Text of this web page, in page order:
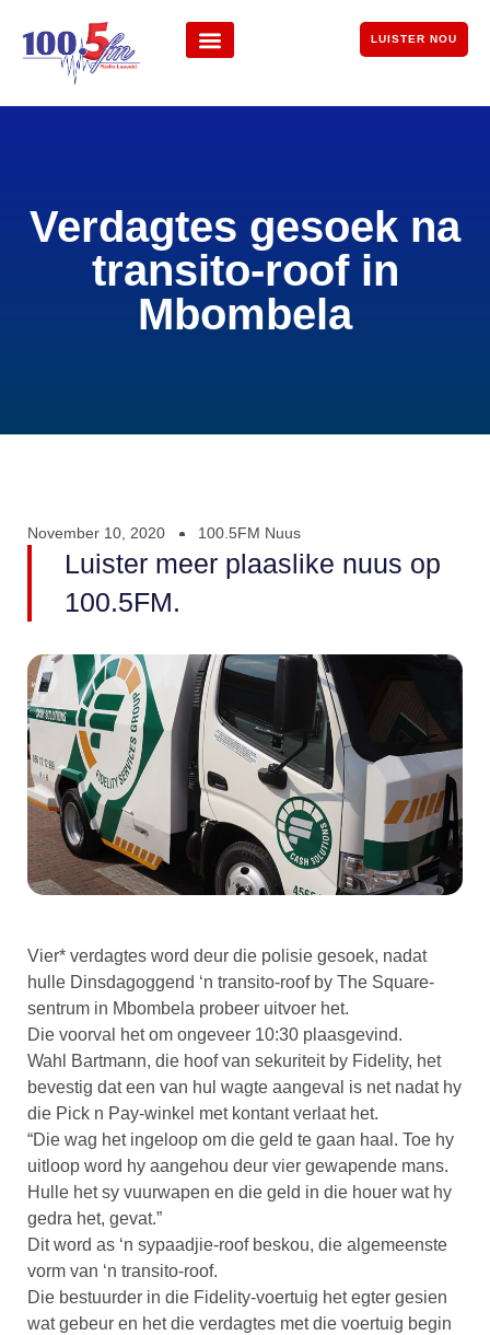
LUISTER NOU
Verdagtes gesoek na
transito-roof in
Mbombela
November 10, 2020 100.5FM Nuus
Luister meer plaaslike nuus op
100.5FM.
Vier* verdagtes word deur die polisie gesoek, nadat
hulle Dinsdagoggend ‘n transito-roof by The Square-
sentrum in Mbombela probeer uitvoer het.
Die voorval het om ongeveer 10:30 plaasgevind.
Wahl Bartmann, die hoof van sekuriteit by Fidelity, het
bevestig dat een van hul wagte aangeval is net nadat hy
die Pick n Pay-winkel met kontant verlaat het.
“Die wag het ingeloop om die geld te gaan haal. Toe hy
uitloop word hy aangehou deur vier gewapende mans.
Hulle het sy vuurwapen en die geld in die houer wat hy
gedra het, gevat.”
Dit word as ‘n sypaadjie-roof beskou, die algemeenste
vorm van ‘n transito-roof.
Die bestuurder in die Fidelity-voertuig het egter gesien
wat gebeur en het die verdagtes met die voertuig begin